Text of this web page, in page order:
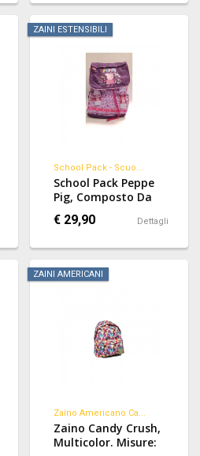
ZAINI ESTENSIBILI
School Pack - Scuo...
School Pack Peppe
Pig, Composto Da
Zaino Scuola
Estensibile Tramite
Schienale Imbottito
E Spallacci A Nido
D'ape Colore Viola E
€ 29,90 Dettagli
ZAINI AMERICANI
Zaino Americano Ca...
Zaino Candy Crush,
Multicolor. Misure: